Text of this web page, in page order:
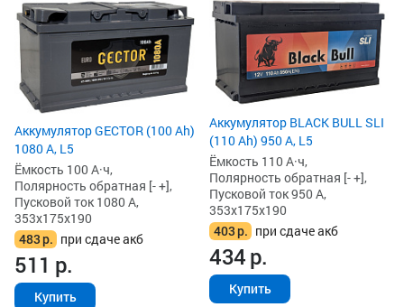
Аккумулятор GECTOR (100 Ah)
1080 А, L5
Ёмкость 100 А·ч,
Полярность обратная [- +],
Пусковой ток 1080 А,
353x175x190
483р. при сдаче акб
511 р.
Купить
Аккумулятор BLACK BULL SLI
(110 Ah) 950 А, L5
Ёмкость 110 А·ч,
Полярность обратная [- +],
Пусковой ток 950 А,
353x175x190
403р. при сдаче акб
434р.
Купить